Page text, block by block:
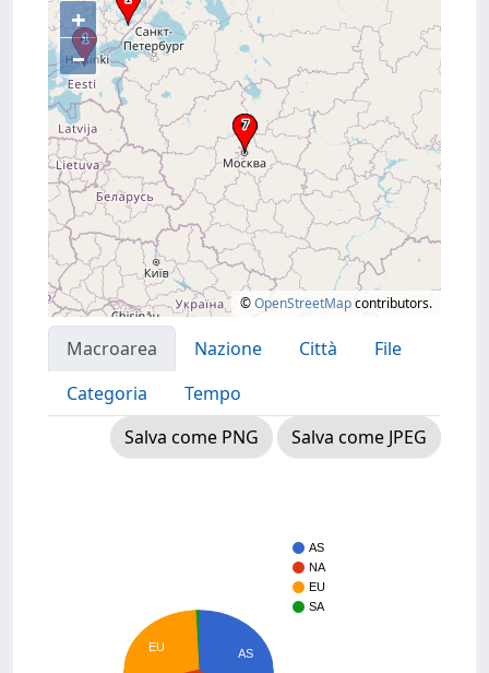
+
–
©OpenStreetMapcontributors.
Macroarea Nazione Città
File
Categoria
Tempo
Salva come PNG
Salva come JPEG
AS
NA
EU
SA
AS
EU